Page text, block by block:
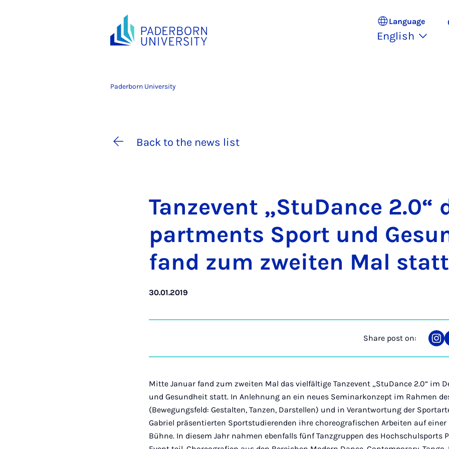
Language
English
Paderborn University
Back to the news list
Tan­zevent „StuDance 2.0“
part­ments Sport und
fand zum zweiten Mal statt
30.01.2019
Share post on:
on
Mitte Januar fand zum zweiten Mal das vielfältige Tanzevent „StuDance 2.0“ im
und Gesundheit statt. In Anlehnung an ein neues Seminarkonzept im Rahmen
(Bewegungsfeld: Gestalten, Tanzen, Darstellen) und in Verantwortung der
Gabriel präsentierten Sportstudierenden ihre choreografischen Arbeiten auf einer
Bühne. In diesem Jahr nahmen ebenfalls fünf Tanzgruppen des Hochschulsports